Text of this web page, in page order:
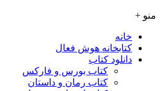
منو +
خانه
کتابخانه هوش فعال
دانلود کتاب
کتاب بورس و فارکس
کتاب رمان و داستان